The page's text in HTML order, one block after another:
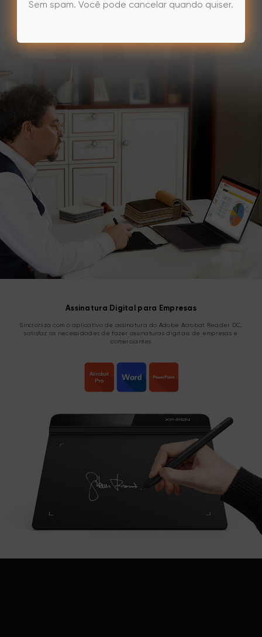
Assinatura Digital para Empresas
Sincroniza com o aplicativo de assinatura do Adobe Acrobat Reader DC,
satisfaz as necessidades de fazer assinaturas digitais de empresas e
comerciantes
Sem spam. Você pode cancelar quando quiser.